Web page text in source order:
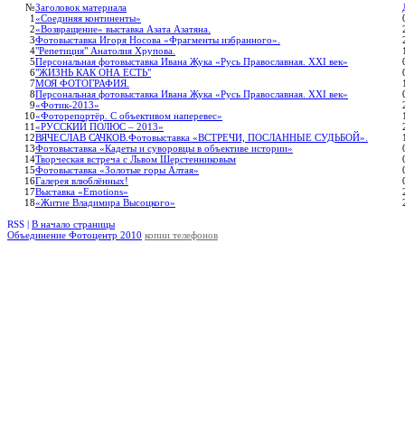
№Заголовок материала
1«Соединяя континенты»
2«Возвращение» выставка Азата Азатяна.
3Фотовыставка Игоря Носова «Фрагменты избранного».
4"Репетиция" Анатолия Хрупова.
5Персональная фотовыставка Ивана Жука «Русь Православная. XXI век»
6"ЖИЗНЬ КАК ОНА ЕСТЬ"
7МОЯ ФОТОГРАФИЯ.
8Персональная фотовыставка Ивана Жука «Русь Православная. XXI век»
9«Фотик-2013»
10«Фоторепортёр. С объективом наперевес»
11«РУССКИЙ ПОЛЮС – 2013»
12ВЯЧЕСЛАВ САЧКОВ.Фотовыставка «ВСТРЕЧИ, ПОСЛАННЫЕ СУДЬБОЙ».
13Фотовыставка «Кадеты и суворовцы в объективе истории»
14Творческая встреча с Львом Шерстенниковым
15Фотовыставка «Золотые горы Алтая»
16Галерея влюблённых!
17Выставка «Emotions»
18«Житие Владимира Высоцкого»
RSS | В начало страницы
Объединение Фотоцентр 2010 копии телефонов